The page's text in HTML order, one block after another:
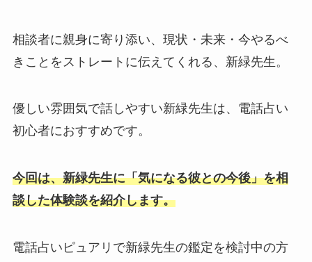
相談者に親身に寄り添い、現状・未来・今やるべ
きことをストレートに伝えてくれる、新緑先生。
優しい雰囲気で話しやすい新緑先生は、電話占い
初心者におすすめです。
今回は、新緑先生に「気になる彼との今後」を相
談した体験談を紹介します。
電話占いピュアリで新緑先生の鑑定を検討中の方